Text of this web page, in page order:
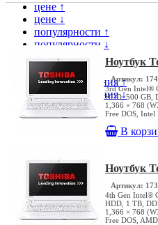
цене ↑
цене ↓
популярности ↑
популярности ↓
модели ↑
модели ↓
дате поступления ↑
дате поступления ↓
Ноутбук
Артикул:
3rd Gen Intel®
HDD, 500 GB,
1,366 × 768
Free DOS, Intel
В
Ноутбук
Артикул:
4th Gen Intel®
HDD, 1 TB,
1,366 × 768
Free DOS,